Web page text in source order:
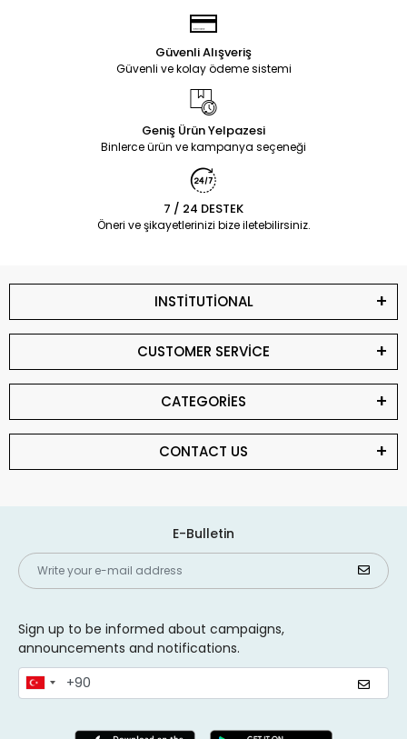
Güvenli Alışveriş
Güvenli ve kolay ödeme sistemi
Geniş Ürün Yelpazesi
Binlerce ürün ve kampanya seçeneği
7 / 24 DESTEK
Öneri ve şikayetlerinizi bize iletebilirsiniz.
INSTİTUTİONAL
CUSTOMER SERVİCE
CATEGORİES
CONTACT US
E-Bulletin
Sign up to be informed about campaigns,
announcements and notifications.